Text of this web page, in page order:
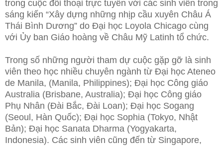
trong cuộc đối thoại trực tuyến với các sinh viên trong
sáng kiến “Xây dựng những nhịp cầu xuyên Châu Á
Thái Bình Dương” do Đại học Loyola Chicago cùng
với Ủy ban Giáo hoàng về Châu Mỹ Latinh tổ chức.
Trong số những người tham dự cuộc gặp gỡ là sinh
viên theo học nhiều chuyên ngành từ Đại học Ateneo
de Manila, (Manila, Philippines); Đại học Công giáo
Australia (Brisbane, Australia); Đại học Công giáo
Phụ Nhân (Đài Bắc, Đài Loan); Đại học Sogang
(Seoul, Hàn Quốc); Đại học Sophia (Tokyo, Nhật
Bản); Đại học Sanata Dharma (Yogyakarta,
Indonesia). Các sinh viên cũng đến từ Singapore,